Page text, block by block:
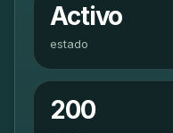
Activo
estado
200